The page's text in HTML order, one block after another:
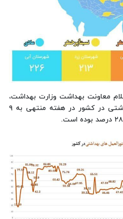
معاونت بهداشت وزارت بهداشت،
میزان رعایت پروتکل‌های بهداشتی در کشور در هفته منتهی به ۹